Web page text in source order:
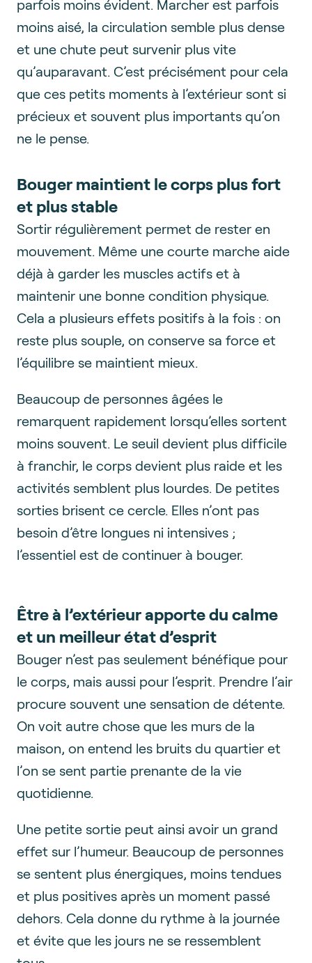
parfois moins évident. Marcher est parfois
moins aisé, la circulation semble plus dense
et une chute peut survenir plus vite
qu’auparavant. C’est précisément pour cela
que ces petits moments à l’extérieur sont si
précieux et souvent plus importants qu’on
ne le pense.
Bouger maintient le corps plus fort
et plus stable
Sortir régulièrement permet de rester en
mouvement. Même une courte marche aide
déjà à garder les muscles actifs et à
maintenir une bonne condition physique.
Cela a plusieurs effets positifs à la fois : on
reste plus souple, on conserve sa force et
l’équilibre se maintient mieux.
Beaucoup de personnes âgées le
remarquent rapidement lorsqu’elles sortent
moins souvent. Le seuil devient plus difficile
à franchir, le corps devient plus raide et les
activités semblent plus lourdes. De petites
sorties brisent ce cercle. Elles n’ont pas
besoin d’être longues ni intensives ;
l’essentiel est de continuer à bouger.
Être à l’extérieur apporte du calme
et un meilleur état d’esprit
Bouger n’est pas seulement bénéfique pour
le corps, mais aussi pour l’esprit. Prendre l’air
procure souvent une sensation de détente.
On voit autre chose que les murs de la
maison, on entend les bruits du quartier et
l’on se sent partie prenante de la vie
quotidienne.
Une petite sortie peut ainsi avoir un grand
effet sur l’humeur. Beaucoup de personnes
se sentent plus énergiques, moins tendues
et plus positives après un moment passé
dehors. Cela donne du rythme à la journée
et évite que les jours ne se ressemblent